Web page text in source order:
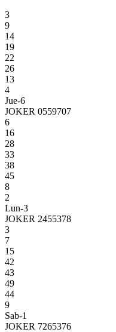
3
9
14
19
22
26
13
4
Jue-6
JOKER 0559707
6
16
28
33
38
45
8
2
Lun-3
JOKER 2455378
3
7
15
42
43
49
44
9
Sab-1
JOKER 7265376